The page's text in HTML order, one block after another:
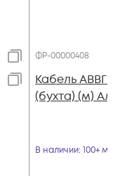
ФР-00000408
Кабель АВВГ
(бухта) (м)
В наличии: 100+ м